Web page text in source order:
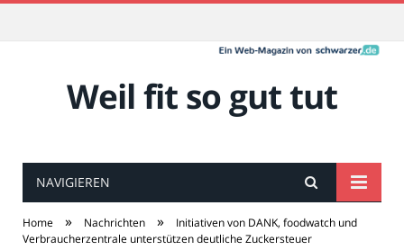
Weil fit so gut tut
NAVIGIEREN
Home » Nachrichten »
Initiativen von DANK, foodwatch und
Verbraucherzentrale unterstützen deutliche Zuckersteuer